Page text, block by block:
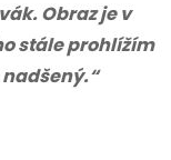
Obraz je v
stále prohlížím